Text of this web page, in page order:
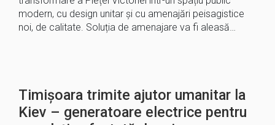
modern, cu design unitar și cu amenajări peisagistice
noi, de calitate. Soluția de amenajare va fi aleasă…
Timișoara trimite ajutor umanitar la
Kiev – generatoare electrice pentru